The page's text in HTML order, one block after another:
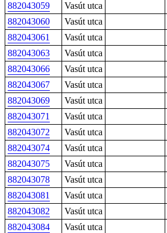
882043059
Vasút utca
882043060
Vasút utca
882043061
Vasút utca
882043063
Vasút utca
882043066
Vasút utca
882043067
Vasút utca
882043069
Vasút utca
882043071
Vasút utca
882043072
Vasút utca
882043074
Vasút utca
882043075
Vasút utca
882043078
Vasút utca
882043081
Vasút utca
882043082
Vasút utca
882043084
Vasút utca